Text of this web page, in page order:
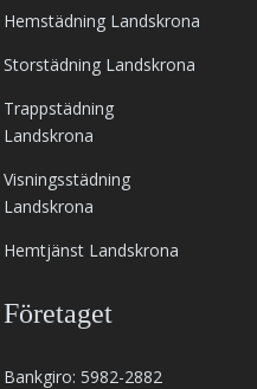
Hemstädning Landskrona
Storstädning Landskrona
Trappstädning
Landskrona
Visningsstädning
Landskrona
Hemtjänst Landskrona
Företaget
Bankgiro: 5982-2882